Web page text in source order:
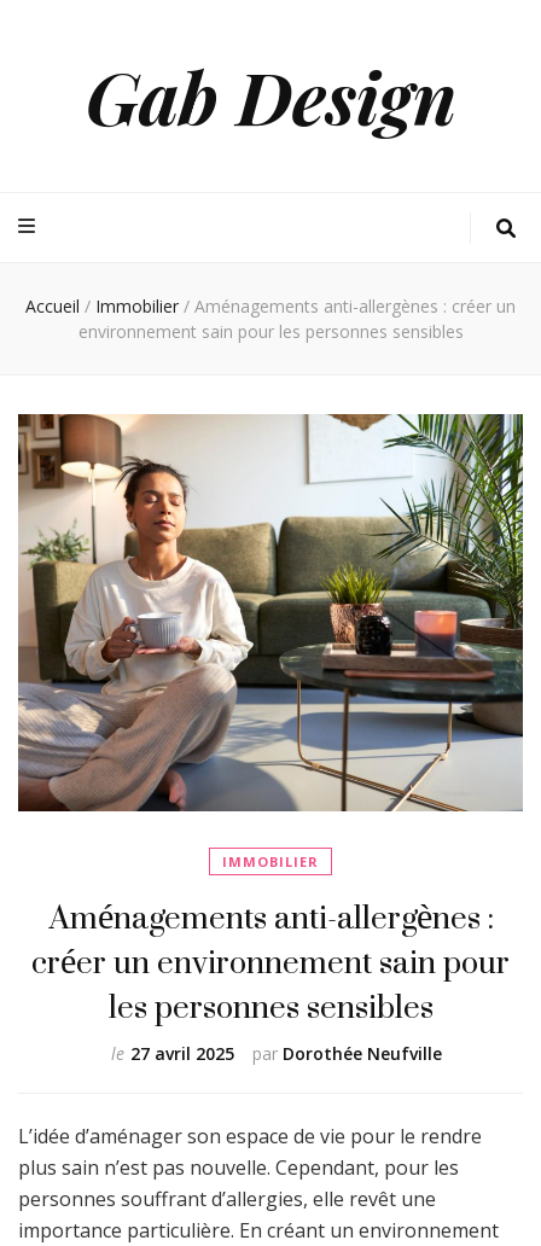
Gab Design
Accueil / Immobilier / Aménagements anti-allergènes : créer un
environnement sain pour les personnes sensibles
IMMOBILIER
Aménagements anti-allergènes :
créer un environnement sain pour
les personnes sensibles
par Dorothée Neufville
le 27 avril 2025
L’idée d’aménager son espace de vie pour le rendre
plus sain n’est pas nouvelle. Cependant, pour les
personnes souffrant d’allergies, elle revêt une
importance particulière. En créant un environnement